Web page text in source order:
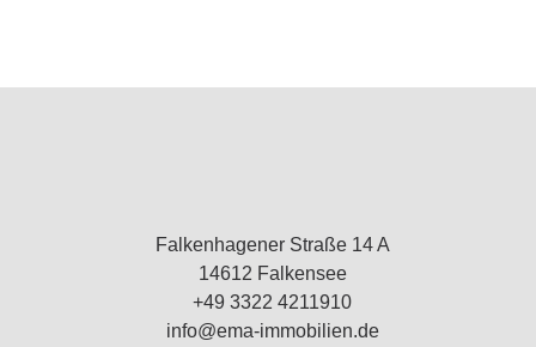
Falkenhagener Straße 14 A
14612 Falkensee
+49 3322 4211910
info@ema-immobilien.de